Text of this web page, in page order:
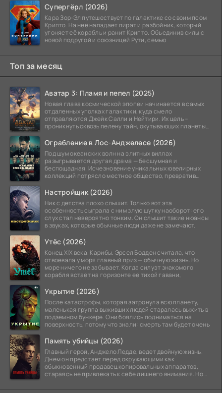
Супергёрл (2026)
Кара Зор-Эл путешествует по галактике со своим псом
Крипто. На неё нападает пират и разбойник, который
угоняет её корабль и ранит Крипто. Объединив силы с
новой подругой и союзницей Рути, семью
Топ за месяц
Аватар 3: Пламя и пепел (2025)
Новая глава космической эпопеи начинается в самых
отдаленных уголках галактики, куда смело
отправляются Джейк Салли и Нейтири. Их цель –
проникнуть сквозь пелену тайн, окутывающих планеты
Ограбление в Лос-Анджелесе (2026)
Под шум океанских волн на элитных виллах
разыгрывается другая драма — бесшумная и
беспощадная. Исчезновение уникальных ювелирных
коллекций потрясло местное общество, превратив
Настройщик (2026)
Ник с детства плохо слышит. Только вот эта
особенность сыграла с ним злую шутку наоборот: его
слух стал невероятно тонким. Он слышит такие нюансы
в звуках, которые обычные люди даже не замечают.
Утёс (2026)
Конец XIX века. Карибы. Эрсел Бодден считала, что
отвоевала у моря главный приз — обычную жизнь. Но
море ничего не забывает. Когда силуэт знакомого
корабля встаёт на горизонте её тихой гавани,
Укрытие (2026)
После катастрофы, которая затронула всю планету,
маленькая группа выживших людей старалась выжить в
подземном бункере. Они боялись подниматься на
поверхность, потому что знали: смерть там будет очень
Память убийцы (2026)
Главный герой, Анджело Ледде, ведет двойную жизнь.
Днем он предстает перед окружающими как
обыкновенный продавец копировальных аппаратов,
стараясь не привлекать к себе лишнего внимания. Но